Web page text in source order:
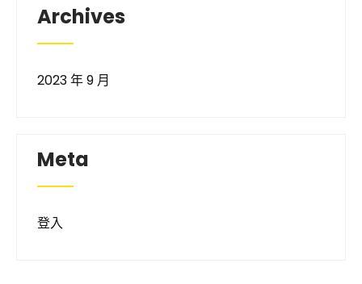
Archives
2023 年 9 月
Meta
登入